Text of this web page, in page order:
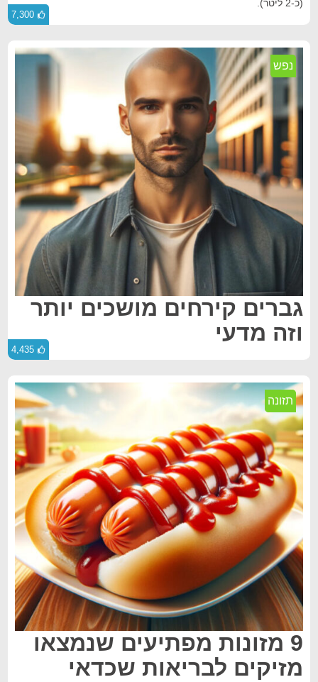
(כ-2 ליטר).
7,300
נפש
גברים קירחים מושכים יותר
וזה מדעי
4,435
תזונה
9 מזונות מפתיעים שנמצאו
מזיקים לבריאות שכדאי